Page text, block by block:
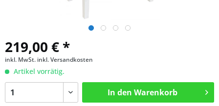
219,00 € *
inkl. MwSt. inkl. Versandkosten
Artikel vorrätig.
In den Warenkorb